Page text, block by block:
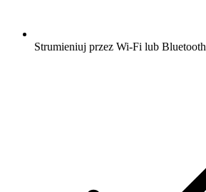
Strumieniuj przez Wi-Fi lub Bluetooth